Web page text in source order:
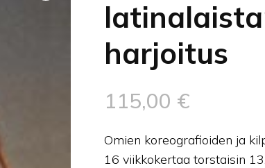
harjoitus
115,00 €
Omien koreografioiden ja
16 viikkokertaa torstaisin